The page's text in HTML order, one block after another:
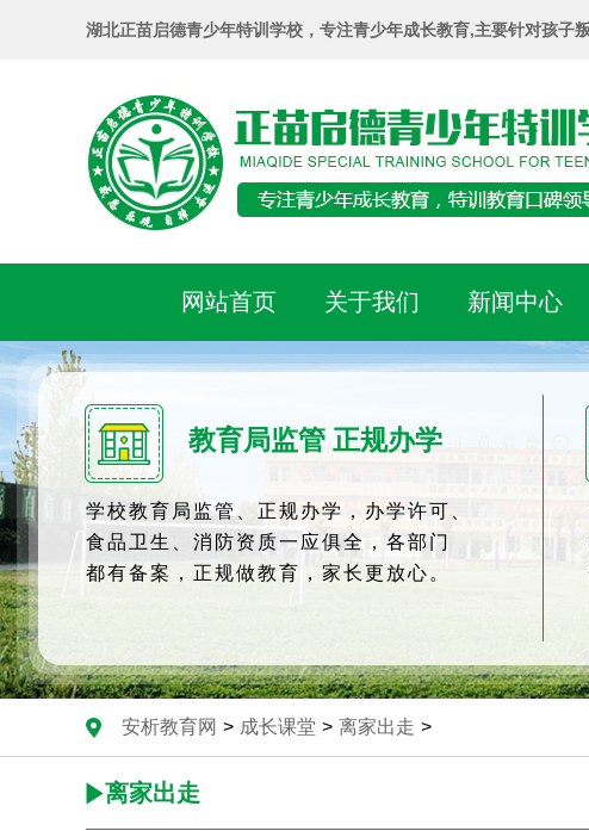
湖北正苗启德青少年特训学校，专注青少年成长教育,主要针对孩子
网站首页 关于我们 新闻中心
教育局监管 正规办学
学校教育局监管、正规办学，办学许可、
食品卫生、消防资质一应俱全，各部门
都有备案，正规做教育，家长更放心。
安析教育网 > 成长课堂 > 离家出走 >
离家出走